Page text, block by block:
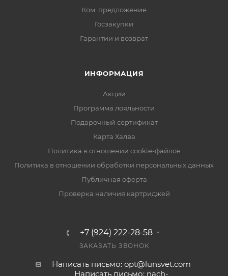
Ком. предложение
Госзакупки
Гарантии и возврат
ИНФОРМАЦИЯ
Акции
Программа лояльности
Подарочный сертификат
Карта Халва
Политика в отношении cookie-файлов
Политика в отношении обработки персональных данных
Публичная оферта
Проверка наличия картриджей
+7 (924) 222-28-58
ЗАКАЗАТЬ ЗВОНОК
Написать письмо: opt@lunsvet.com
Написать письмо: nach-